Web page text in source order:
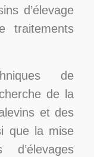
d’élevage
traitements
de
de la
et des
que la mise